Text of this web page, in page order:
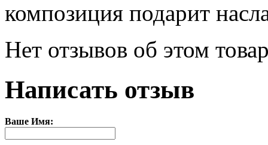
композиция подарит
Нет отзывов об этом
Написать отзыв
Ваше Имя: